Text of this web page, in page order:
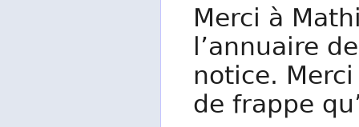
Merci à
l’annuaire
notice.
de frappe